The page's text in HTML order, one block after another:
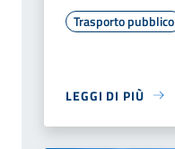
Trasporto pubblico
LEGGI DI PIÙ